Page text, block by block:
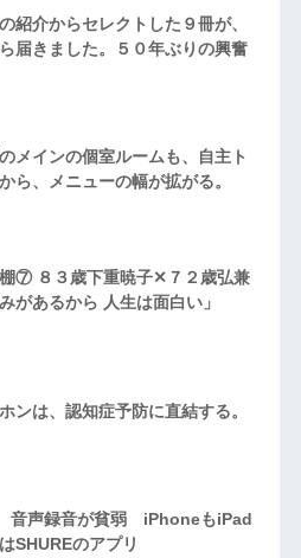
紹介からセレクトした９冊が、
届きました。５０年ぶりの興奮
メインの個室ルームも、自主ト
ら、メニューの幅が拡がる。
⑦ ８３歳下重暁子✕７２歳弘兼
があるから 人生は面白い」
ンは、認知症予防に直結する。
音声録音が貧弱 iPhoneもiPad
SHUREのアプリ